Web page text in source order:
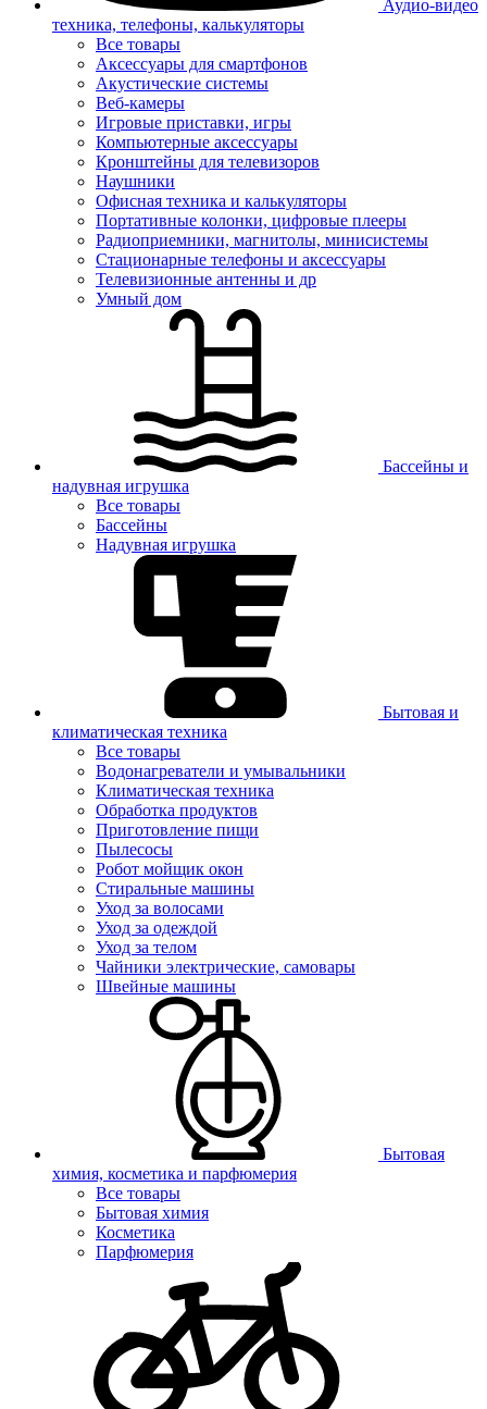
Аудио-видео
техника, телефоны, калькуляторы
Все товары
Аксессуары для смартфонов
Акустические системы
Веб-камеры
Игровые приставки, игры
Компьютерные аксессуары
Кронштейны для телевизоров
Наушники
Офисная техника и калькуляторы
Портативные колонки, цифровые плееры
Радиоприемники, магнитолы, минисистемы
Стационарные телефоны и аксессуары
Телевизионные антенны и др
Умный дом
Бассейны и
надувная игрушка
Все товары
Бассейны
Надувная игрушка
Бытовая и
климатическая техника
Все товары
Водонагреватели и умывальники
Климатическая техника
Обработка продуктов
Приготовление пищи
Пылесосы
Робот мойщик окон
Стиральные машины
Уход за волосами
Уход за одеждой
Уход за телом
Чайники электрические, самовары
Швейные машины
Бытовая
химия, косметика и парфюмерия
Все товары
Бытовая химия
Косметика
Парфюмерия